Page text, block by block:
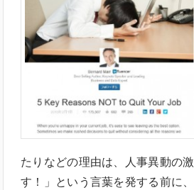
たりなどの理由は、人事異動の
す！」という言葉を発する前に